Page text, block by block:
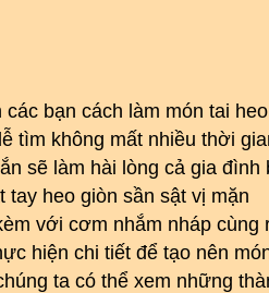
bạn cách làm món tai
tìm không mất nhiều thời
sẽ làm hài lòng cả gia đình
tay heo giòn sần sật vị mặn
với cơm nhắm nháp cùng
hiện chi tiết để tạo nên
ta có thể xem những